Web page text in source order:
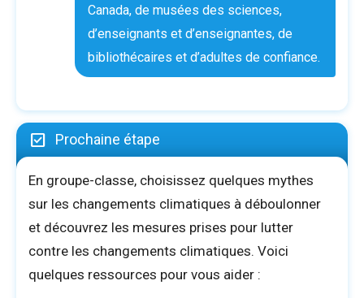
Canada, de musées des sciences,
d’enseignants et d’enseignantes, de
bibliothécaires et d’adultes de confiance.
Prochaine étape
En groupe-classe, choisissez quelques mythes
sur les changements climatiques à déboulonner
et découvrez les mesures prises pour lutter
contre les changements climatiques. Voici
quelques ressources pour vous aider :